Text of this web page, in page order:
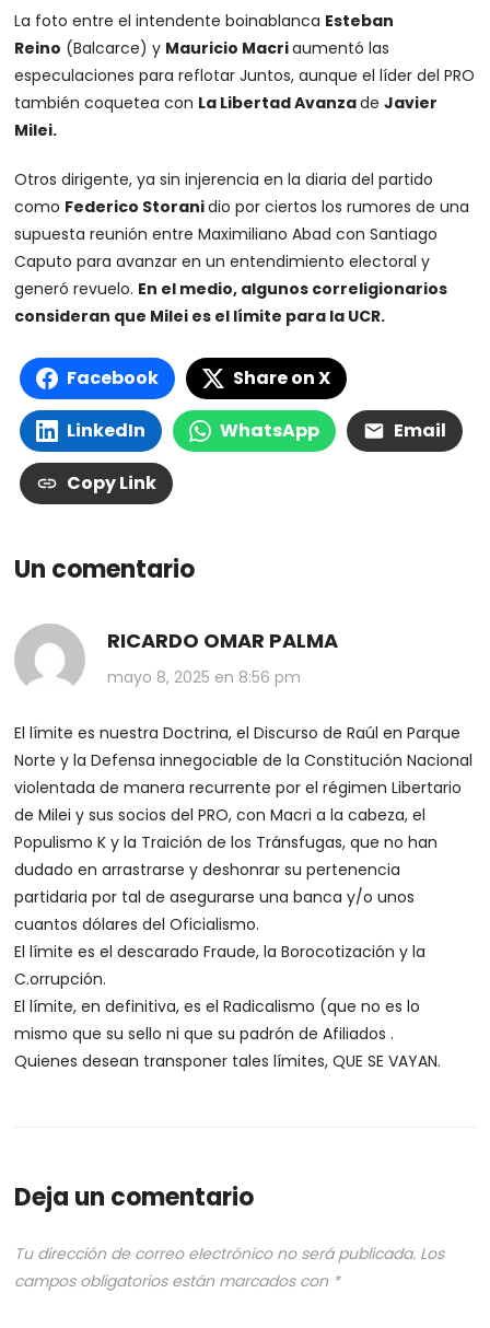
La foto entre el intendente boinablanca Esteban
Reino (Balcarce) y Mauricio Macriaumentó las
especulaciones para reflotar Juntos, aunque el líder del PRO
también coquetea con La Libertad AvanzadeJavier
Milei.
Otros dirigente, ya sin injerencia en la diaria del partido
como Federico Storanidio por ciertos los rumores de una
supuesta reunión entre Maximiliano Abad con Santiago
Caputo para avanzar en un entendimiento electoral y
generó revuelo. En el medio, algunos correligionarios
consideran que Milei es el límite para la UCR.
Facebook Share on X
LinkedIn WhatsApp Email
Copy Link
Un comentario
RICARDO OMAR PALMA
mayo 8, 2025 en 8:56 pm
El límite es nuestra Doctrina, el Discurso de Raúl en Parque
Norte y la Defensa innegociable de la Constitución Nacional
violentada de manera recurrente por el régimen Libertario
de Milei y sus socios del PRO, con Macri a la cabeza, el
Populismo K y la Traición de los Tránsfugas, que no han
dudado en arrastrarse y deshonrar su pertenencia
partidaria por tal de asegurarse una banca y/o unos
cuantos dólares del Oficialismo.
El límite es el descarado Fraude, la Borocotización y la
C.orrupción.
El límite, en definitiva, es el Radicalismo (que no es lo
mismo que su sello ni que su padrón de Afiliados .
Quienes desean transponer tales límites, QUE SE VAYAN.
Deja un comentario
Tu dirección de correo electrónico no será publicada. Los
campos obligatorios están marcados con *